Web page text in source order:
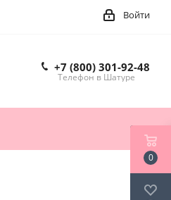
Войти
+7 (800) 301-92-48
Телефон в Шатуре
0